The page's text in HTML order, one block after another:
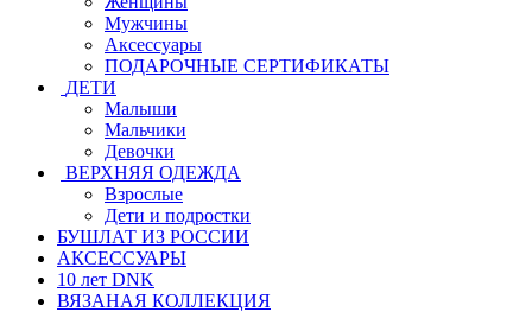
Мужчины
Аксессуары
ПОДАРОЧНЫЕ СЕРТИФИКАТЫ
ДЕТИ
Малыши
Мальчики
Девочки
ВЕРХНЯЯ ОДЕЖДА
Взрослые
Дети и подростки
БУШЛАТ ИЗ РОССИИ
АКСЕССУАРЫ
10 лет DNK
ВЯЗАНАЯ КОЛЛЕКЦИЯ